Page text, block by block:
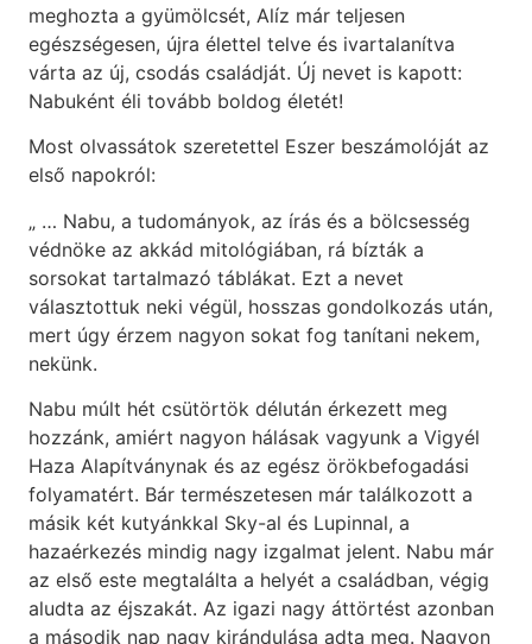
meghozta a gyümölcsét, Alíz már teljesen
egészségesen, újra élettel telve és ivartalanítva
várta az új, csodás családját. Új nevet is kapott:
Nabuként éli tovább boldog életét!
Most olvassátok szeretettel Eszer beszámolóját az
első napokról:
„ … Nabu, a tudományok, az írás és a bölcsesség
védnöke az akkád mitológiában, rá bízták a
sorsokat tartalmazó táblákat. Ezt a nevet
választottuk neki végül, hosszas gondolkozás után,
mert úgy érzem nagyon sokat fog tanítani nekem,
nekünk.
Nabu múlt hét csütörtök délután érkezett meg
hozzánk, amiért nagyon hálásak vagyunk a Vigyél
Haza Alapítványnak és az egész örökbefogadási
folyamatért. Bár természetesen már találkozott a
másik két kutyánkkal Sky-al és Lupinnal, a
hazaérkezés mindig nagy izgalmat jelent. Nabu már
az első este megtalálta a helyét a családban, végig
aludta az éjszakát. Az igazi nagy áttörtést azonban
a második nap nagy kirándulása adta meg. Nagyon